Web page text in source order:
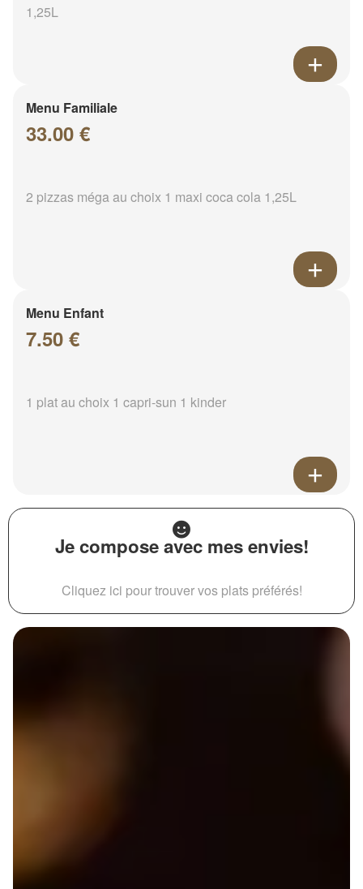
1,25L
Menu Familiale
33.00 €
2 pizzas méga au choix 1 maxi coca cola 1,25L
Menu Enfant
7.50 €
1 plat au choix 1 capri-sun 1 kinder
Je compose avec mes envies!
Cliquez ici pour trouver vos plats préférés!